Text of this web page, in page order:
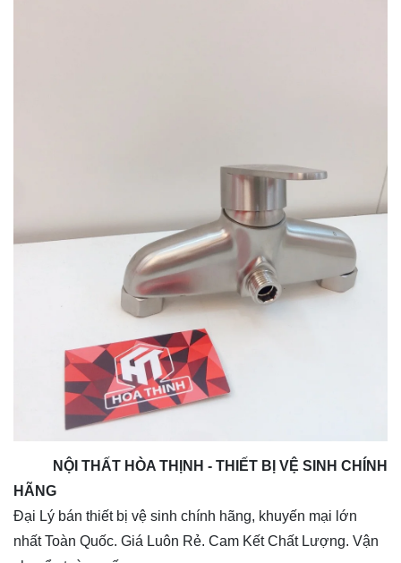
NỘI THẤT HÒA THỊNH - THIẾT BỊ VỆ SINH CHÍNH
HÃNG
Đại Lý bán thiết bị vệ sinh chính hãng, khuyến mại lớn
nhất Toàn Quốc. Giá Luôn Rẻ. Cam Kết Chất Lượng. Vận